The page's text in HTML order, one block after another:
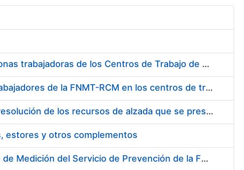
Suministro de Protectores Auditivos a medida para las personas trabajadoras de los Centros de Trabajo de Madrid y Burgos
Suministro de gafas graduadas antiproyecciones para los trabajadores de la FNMT-RCM en los centros de trabajo de Madrid y Burgos
Servicios de una empresa externa para el asesoramiento y resolución de los recursos de alzada que se presentan relacionados con procesos de selección para la FNMT-RCM
estores y otros complementos
Servicio de Calibración y Verificación Externa de los Equipos de Medición del Servicio de Prevención de la FNMT-RCM